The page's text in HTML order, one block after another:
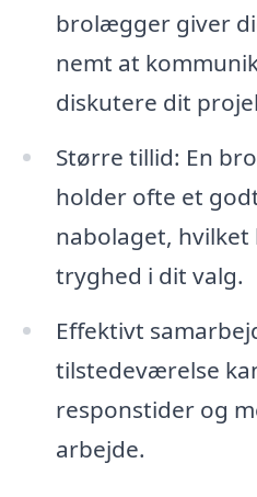
brolægger giver
nemt at
diskutere dit
Større tillid: En
holder ofte et
nabolaget, hvilket
tryghed i dit valg.
Effektivt
tilstedeværelse
responstider og
arbejde.